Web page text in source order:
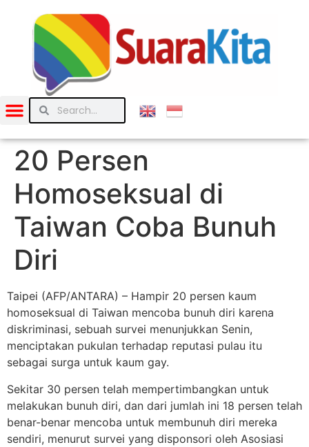
20 Persen
Homoseksual di
Taiwan Coba Bunuh
Diri
Taipei (AFP/ANTARA) – Hampir 20 persen kaum
homoseksual di Taiwan mencoba bunuh diri karena
diskriminasi, sebuah survei menunjukkan Senin,
menciptakan pukulan terhadap reputasi pulau itu
sebagai surga untuk kaum gay.
Sekitar 30 persen telah mempertimbangkan untuk
melakukan bunuh diri, dan dari jumlah ini 18 persen telah
benar-benar mencoba untuk membunuh diri mereka
sendiri, menurut survei yang disponsori oleh Asosiasi